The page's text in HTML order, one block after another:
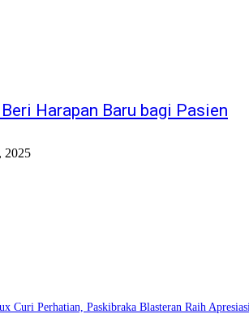
Harapan Baru bagi Pasien
2025
Curi Perhatian, Paskibraka Blasteran Raih